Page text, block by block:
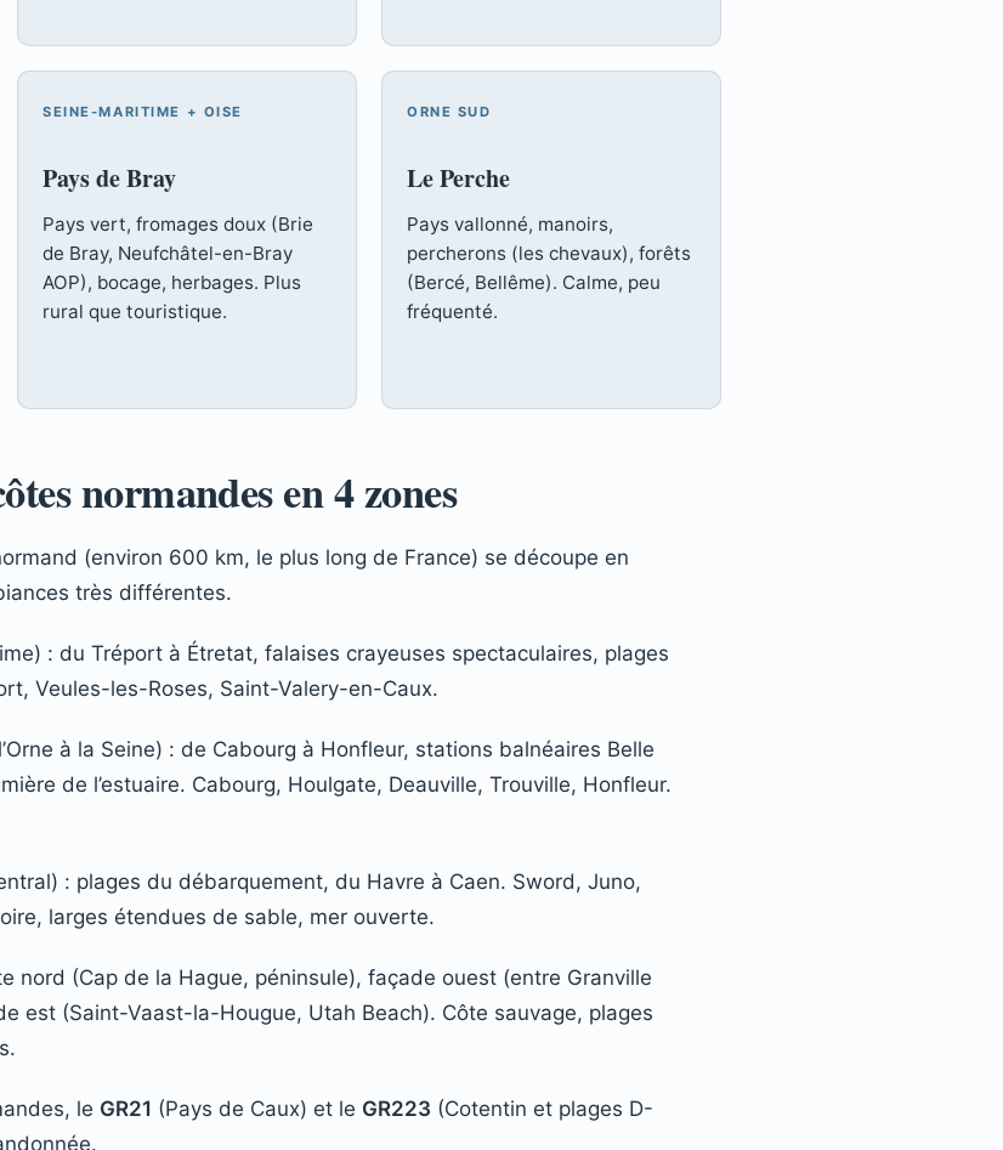
SEINE-MARITIME + OISE
Pays de Bray
Pays vert, fromages doux (Brie
de Bray, Neufchâtel-en-Bray
AOP), bocage, herbages. Plus
rural que touristique.
ORNE SUD
Le Perche
Pays vallonné, manoirs,
percherons (les chevaux), forêts
(Bercé, Bellême). Calme, peu
fréquenté.
normandes en 4 zones
(environ 600 km, le plus long de France) se découpe en
très différentes.
: du Tréport à Étretat, falaises crayeuses spectaculaires, plages
Veules-les-Roses, Saint-Valery-en-Caux.
à la Seine) : de Cabourg à Honfleur, stations balnéaires Belle
de l’estuaire. Cabourg, Houlgate, Deauville, Trouville, Honfleur.
: plages du débarquement, du Havre à Caen. Sword, Juno,
larges étendues de sable, mer ouverte.
nord (Cap de la Hague, péninsule), façade ouest (entre Granville
est (Saint-Vaast-la-Hougue, Utah Beach). Côte sauvage, plages
le GR21 (Pays de Caux) et le GR223 (Cotentin et plages D-